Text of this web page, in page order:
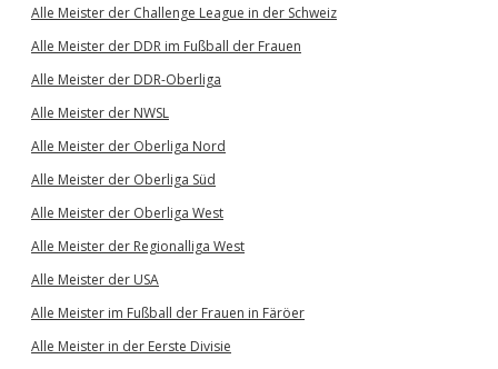
Alle Meister der Challenge League in der Schweiz
Alle Meister der DDR im Fußball der Frauen
Alle Meister der DDR-Oberliga
Alle Meister der NWSL
Alle Meister der Oberliga Nord
Alle Meister der Oberliga Süd
Alle Meister der Oberliga West
Alle Meister der Regionalliga West
Alle Meister der USA
Alle Meister im Fußball der Frauen in Färöer
Alle Meister in der Eerste Divisie